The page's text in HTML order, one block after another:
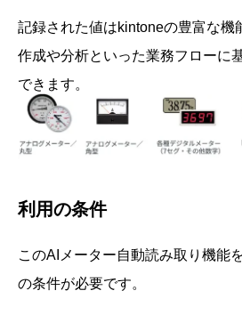
記録された値はkintoneの豊富な機
作成や分析といった業務フローに
できます。
利用の条件
このAIメーター自動読み取り機能
の条件が必要です。